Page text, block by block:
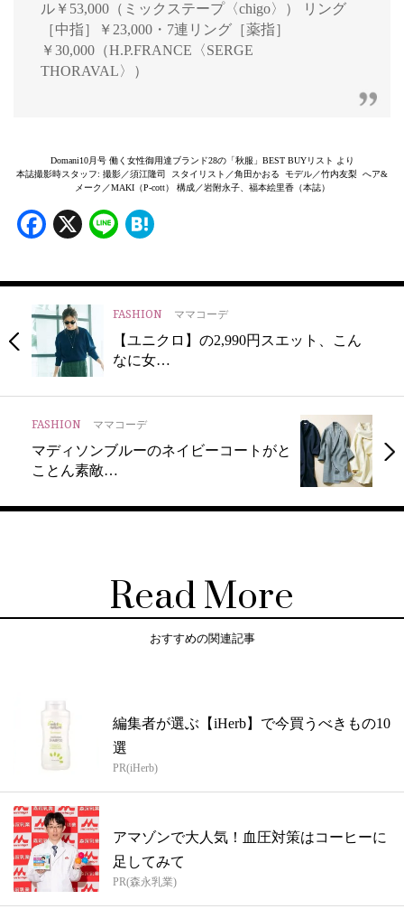
ル￥53,000（ミックステープ〈chigo〉） リング
［中指］￥23,000・7連リング［薬指］
￥30,000（H.P.FRANCE〈SERGE
THORAVAL〉）
Domani10月号 働く女性御用達ブランド28の「秋服」BEST BUYリスト より
本誌撮影時スタッフ: 撮影／須江隆司 スタイリスト／角田かおる モデル／竹内友梨 へア&
メーク／MAKI（P-cott） 構成／岩附永子、福本絵里香（本誌）
Facebook
X Line
FASHION ママコーデ
【ユニクロ】の2,990円スエット、こん
なに女…
FASHION ママコーデ
マディソンブルーのネイビーコートがと
ことん素敵…
Read More
おすすめの関連記事
編集者が選ぶ【iHerb】で今買うべきもの10
選
PR(iHerb)
アマゾンで大人気！血圧対策はコーヒーに
足してみて
PR(森永乳業)